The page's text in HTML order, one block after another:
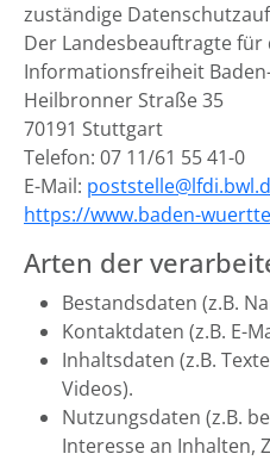
zuständige
Der Landesbeauftragte
Informationsfreiheit
Heilbronner Straße 35
70191 Stuttgart
Telefon: 07 11/61 55 41-0
E-Mail:
https://www.baden-
Arten der
Bestandsdaten (z.B.
Kontaktdaten (z.B. E-
Inhaltsdaten (z.B.
Videos).
Nutzungsdaten (z.B.
Interesse an Inhalten,